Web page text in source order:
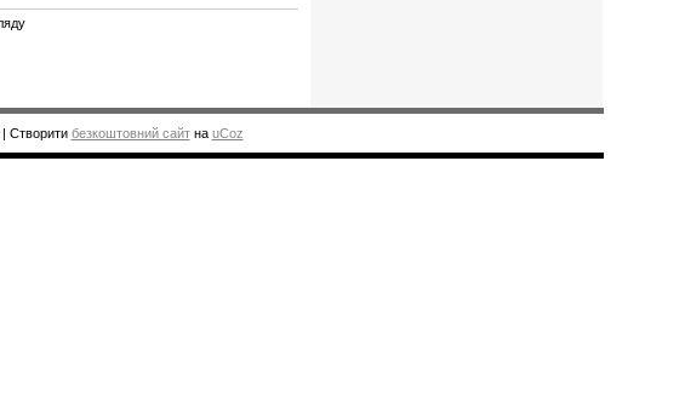
Створити безкоштовний сайтна uCoz